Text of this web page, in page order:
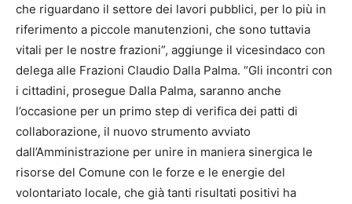
che riguardano il settore dei lavori pubblici, per lo più in
riferimento a piccole manutenzioni, che sono tuttavia
vitali per le nostre frazioni”, aggiunge il vicesindaco con
delega alle Frazioni Claudio Dalla Palma. “Gli incontri con
i cittadini, prosegue Dalla Palma, saranno anche
l’occasione per un primo step di verifica dei patti di
collaborazione, il nuovo strumento avviato
dall’Amministrazione per unire in maniera sinergica le
risorse del Comune con le forze e le energie del
volontariato locale, che già tanti risultati positivi ha